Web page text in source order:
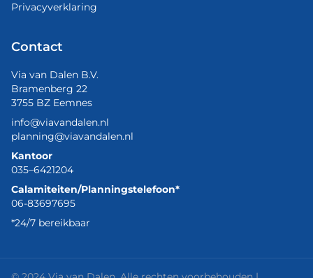
Privacyverklaring
Contact
Via van Dalen B.V.
Bramenberg 22
3755 BZ Eemnes
info@viavandalen.nl
planning@viavandalen.nl
Kantoor
035–6421204
Calamiteiten/Planningstelefoon*
06-83697695
*24/7 bereikbaar